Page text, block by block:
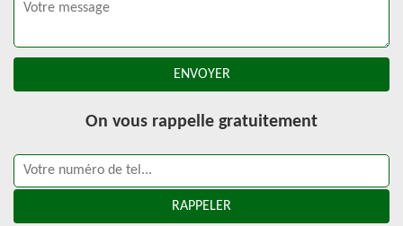
On vous rappelle gratuitement